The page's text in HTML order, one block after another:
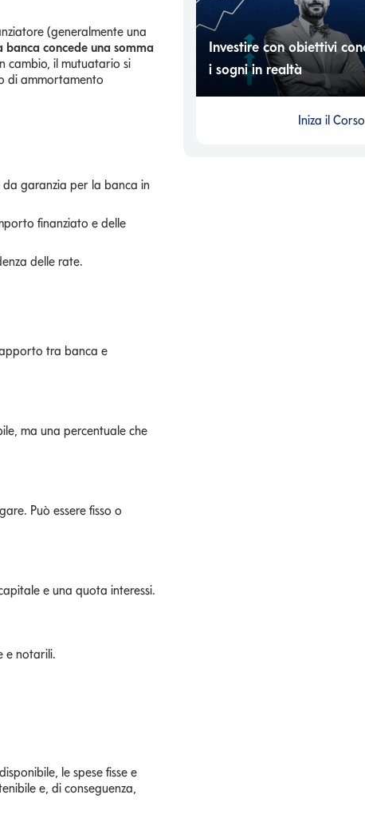
(generalmente una
banca concede una somma
cambio, il mutuatario si
di ammortamento
garanzia per la banca in
finanziato e delle
delle rate.
tra banca e
ma una percentuale che
Può essere fisso o
e una quota interessi.
e notarili.
disponibile, le spese fisse e
e, di conseguenza,
Investire con obiettivi
i sogni in realtà
Iniza ilCorso